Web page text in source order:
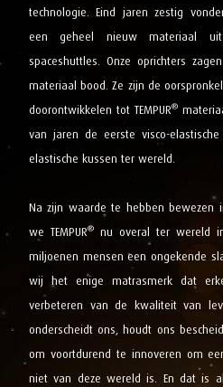
technologie. Eind jaren zestig
een geheel nieuw materiaal
spaceshuttles. Onze oprichters
materiaal bood. Ze zijn de
doorontwikkelen tot TEMPUR®
van jaren de eerste visco-
elastische kussen ter wereld.
Na zijn waarde te hebben bewezen
we TEMPUR® nu overal ter wereld
miljoenen mensen een ongekende
wij het enige matrasmerk dat
verbeteren van de kwaliteit van
onderscheidt ons, houdt ons
om voortdurend te innoveren om
niet van deze wereld is. En dat is